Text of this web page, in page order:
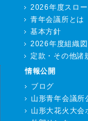
2026年度スロー
青年会議所とは
基本方針
2026年度組織図
定款・その他諸
情報公開
ブログ
山形青年会議
山形大花火大会